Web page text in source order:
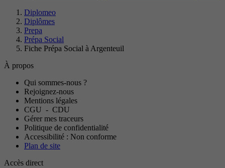
Diplomeo
Diplômes
Prepa
Prépa Social
Fiche Prépa Social à Argenteuil
À propos
Qui sommes-nous ?
Rejoignez-nous
Mentions légales
CGU - CDU
Gérer mes traceurs
Politique de confidentialité
Accessibilité : Non conforme
Plan de site
Accès direct